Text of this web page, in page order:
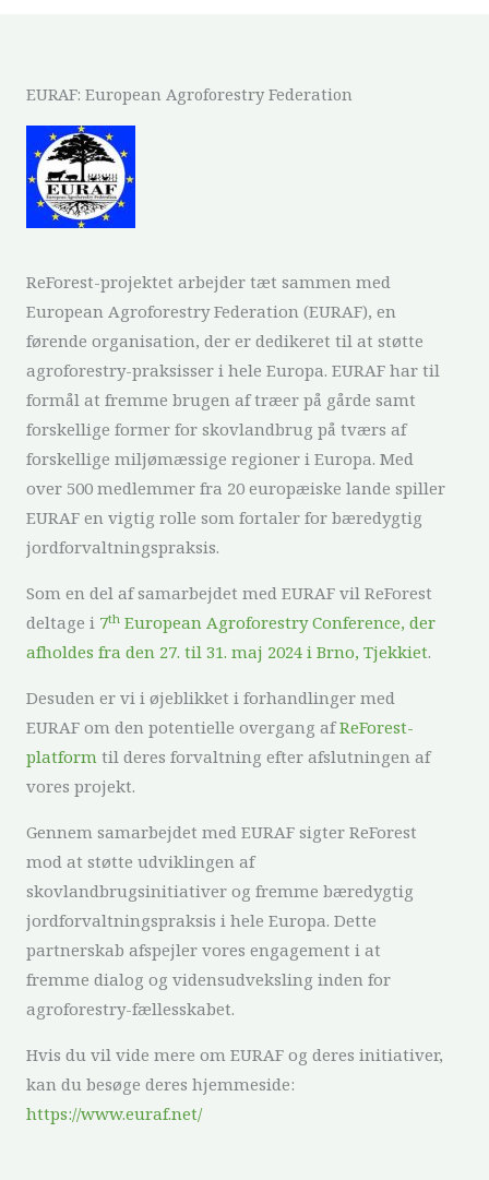
EURAF: European Agroforestry Federation
ReForest-projektet arbejder tæt sammen med
European Agroforestry Federation (EURAF), en
førende organisation, der er dedikeret til at støtte
agroforestry-praksisser i hele Europa. EURAF har til
formål at fremme brugen af træer på gårde samt
forskellige former for skovlandbrug på tværs af
forskellige miljømæssige regioner i Europa. Med
over 500 medlemmer fra 20 europæiske lande spiller
EURAF en vigtig rolle som fortaler for bæredygtig
jordforvaltningspraksis.
Som en del af samarbejdet med EURAF vil ReForest
deltage i 7th European Agroforestry Conference, der
afholdes fra den 27. til 31. maj 2024 i Brno, Tjekkiet.
Desuden er vi i øjeblikket i forhandlinger med
EURAF om den potentielle overgang afReForest-
platform til deres forvaltning efter afslutningen af
vores projekt.
Gennem samarbejdet med EURAF sigter ReForest
mod at støtte udviklingen af
skovlandbrugsinitiativer og fremme bæredygtig
jordforvaltningspraksis i hele Europa. Dette
partnerskab afspejler vores engagement i at
fremme dialog og vidensudveksling inden for
agroforestry-fællesskabet.
Hvis du vil vide mere om EURAF og deres initiativer,
kan du besøge deres hjemmeside:
https://www.euraf.net/